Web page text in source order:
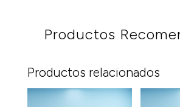
Productos
Productos relacionados